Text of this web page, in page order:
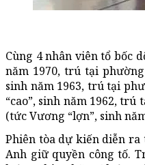
Cùng 4 nhân viên tổ bốc
năm 1970, trú tại
sinh năm 1963, trú tại
“cao”, sinh năm 1962,
(tức Vương “lợn”, sinh
Phiên tòa dự kiến diễn ra
Anh giữ quyền công tố.